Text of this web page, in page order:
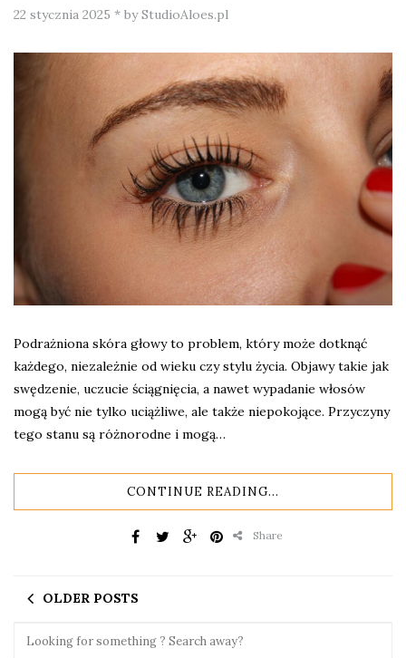
22 stycznia 2025 * by StudioAloes.pl
Podrażniona skóra głowy to problem, który może dotknąć
każdego, niezależnie od wieku czy stylu życia. Objawy takie jak
swędzenie, uczucie ściągnięcia, a nawet wypadanie włosów
mogą być nie tylko uciążliwe, ale także niepokojące. Przyczyny
tego stanu są różnorodne i mogą…
CONTINUE READING...
Share
OLDER POSTS